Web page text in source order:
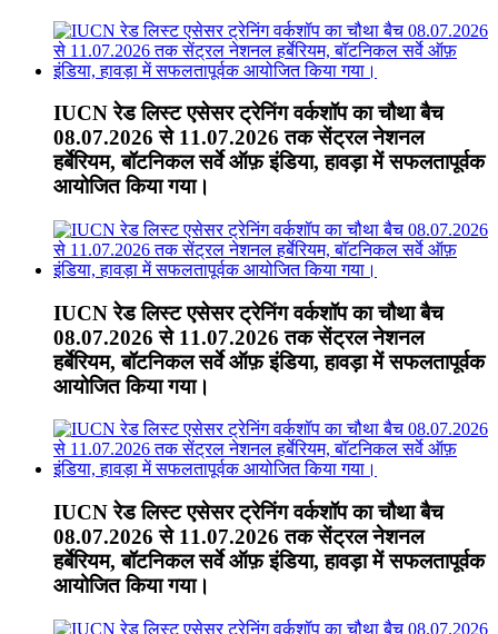
IUCN रेड लिस्ट एसेसर ट्रेनिंग वर्कशॉप का चौथा बैच
08.07.2026 से 11.07.2026 तक सेंट्रल नेशनल
हर्बेरियम, बॉटनिकल सर्वे ऑफ़ इंडिया, हावड़ा में सफलतापूर्वक
आयोजित किया गया।
IUCN रेड लिस्ट एसेसर ट्रेनिंग वर्कशॉप का चौथा बैच
08.07.2026 से 11.07.2026 तक सेंट्रल नेशनल
हर्बेरियम, बॉटनिकल सर्वे ऑफ़ इंडिया, हावड़ा में सफलतापूर्वक
आयोजित किया गया।
IUCN रेड लिस्ट एसेसर ट्रेनिंग वर्कशॉप का चौथा बैच
08.07.2026 से 11.07.2026 तक सेंट्रल नेशनल
हर्बेरियम, बॉटनिकल सर्वे ऑफ़ इंडिया, हावड़ा में सफलतापूर्वक
आयोजित किया गया।